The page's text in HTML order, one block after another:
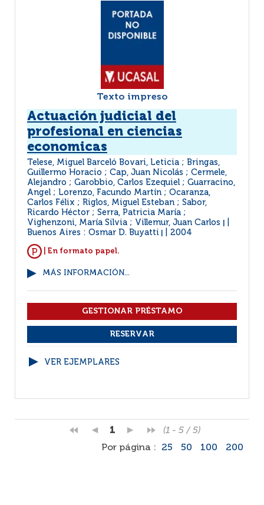
Texto impreso
Actuación judicial del
profesional en ciencias
economicas
Telese, Miguel Barceló Bovari, Leticia ; Bringas,
Guillermo Horacio ; Cap, Juan Nicolás ; Cermele,
Alejandro ; Garobbio, Carlos Ezequiel ; Guarracino,
Angel ; Lorenzo, Facundo Martín ; Ocaranza,
Carlos Félix ; Riglos, Miguel Esteban ; Sabor,
Ricardo Héctor ; Serra, Patricia María ;
Vighenzoni, María Silvia ; Villemur, Juan Carlos
Buenos Aires : Osmar D. Buyatti 2004
| En formato papel.
MÁS INFORMACIÓN...
VER EJEMPLARES
1
(1 - 5 / 5)
Por página :
25 50 100 200